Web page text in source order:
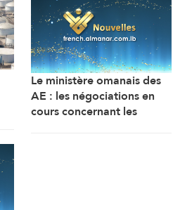
Le ministère omanais des
AE : les négociations en
cours concernant les